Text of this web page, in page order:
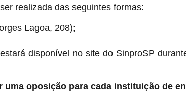
realizada das seguintes formas:
Lagoa, 208);
disponível no site do SinproSP
uma oposição para cada instituição de